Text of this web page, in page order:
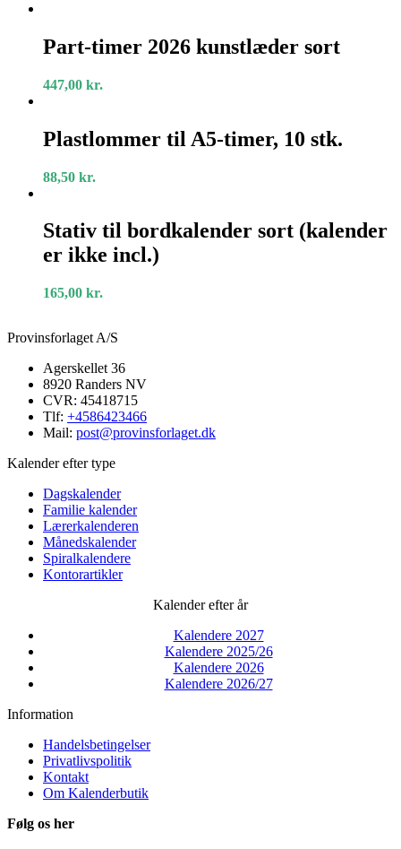
brun
timer
2026
sort
Part-timer 2026 kunstlæder sort
447,00 kr.
til
A5-
10
Plastlommer til A5-timer, 10 stk.
88,50 kr.
til
bordkalender
sort
er
Stativ til bordkalender sort (kalender
er ikke incl.)
165,00 kr.
Provinsforlaget A/S
Agerskellet 36
8920 Randers NV
CVR: 45418715
Tlf: +4586423466
Mail: post@provinsforlaget.dk
Kalender efter type
Dagskalender
Familie kalender
Lærerkalenderen
Månedskalender
Spiralkalendere
Kontorartikler
Kalender efter år
Kalendere 2027
Kalendere 2025/26
Kalendere 2026
Kalendere 2026/27
Information
Handelsbetingelser
Privatlivspolitik
Kontakt
Om Kalenderbutik
Følg os her